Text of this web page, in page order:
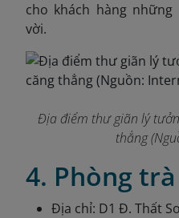
cho khách hàng
vời.
Địa điểm thư giãn lý
thẳng
4. Phòng
Địa chỉ: D1 Đ. Thất